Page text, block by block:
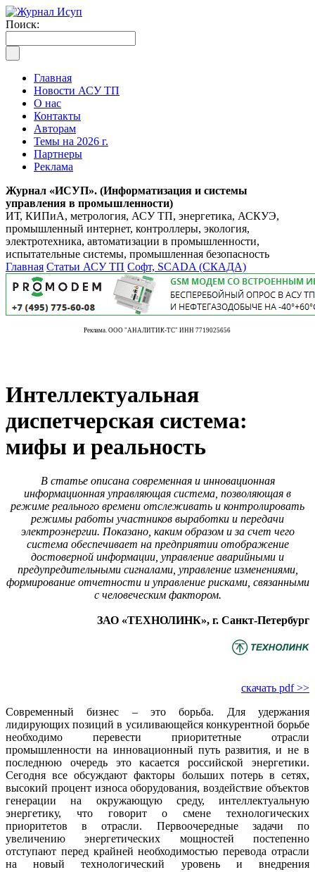
Поиск:
Главная
Новости АСУ ТП
О нас
Контакты
Авторам
Темы на 2026 г.
Партнеры
Реклама
Журнал «ИСУП». (Информатизация и системы
управления в промышленности)
ИТ, КИПиА, метрология, АСУ ТП, энергетика, АСКУЭ,
промышленный интернет, контроллеры, экология,
электротехника, автоматизации в промышленности,
испытательные системы, промышленная безопасность
Главная Статьи АСУ ТП Софт, SCADA (СКАДА)
Реклама. ООО "АНАЛИТИК-ТС" ИНН 7719025656
Интеллектуальная
диспетчерская система:
мифы и реальность
В статье описана современная и инновационная
информационная управляющая система, позволяющая в
режиме реального времени отслеживать и контролировать
режимы работы участников выработки и передачи
электроэнергии. Показано, каким образом и за счет чего
система обеспечивает на предприятии отображение
достоверной информации, управление аварийными и
предупредительными сигналами, управление изменениями,
формирование отчетности и управление рисками, связанными
с человеческим фактором.
ЗАО «ТЕХНОЛИНК», г. Санкт-Петербург
скачать pdf >>
Современный бизнес – это борьба. Для удержания
лидирующих позиций в усиливающейся конкурентной борьбе
необходимо перевести приоритетные отрасли
промышленности на инновационный путь развития, и не в
последнюю очередь это касается российской энергетики.
Сегодня все обсуждают факторы больших потерь в сетях,
высокий процент износа оборудования, воздействие объектов
генерации на окружающую среду, интеллектуальную
энергетику, что говорит о смене технологических
приоритетов в отрасли. Первоочередные задачи по
увеличению энергетических мощностей постепенно
отступают перед крайней необходимостью перевода отрасли
на новый технологический уровень и внедрения